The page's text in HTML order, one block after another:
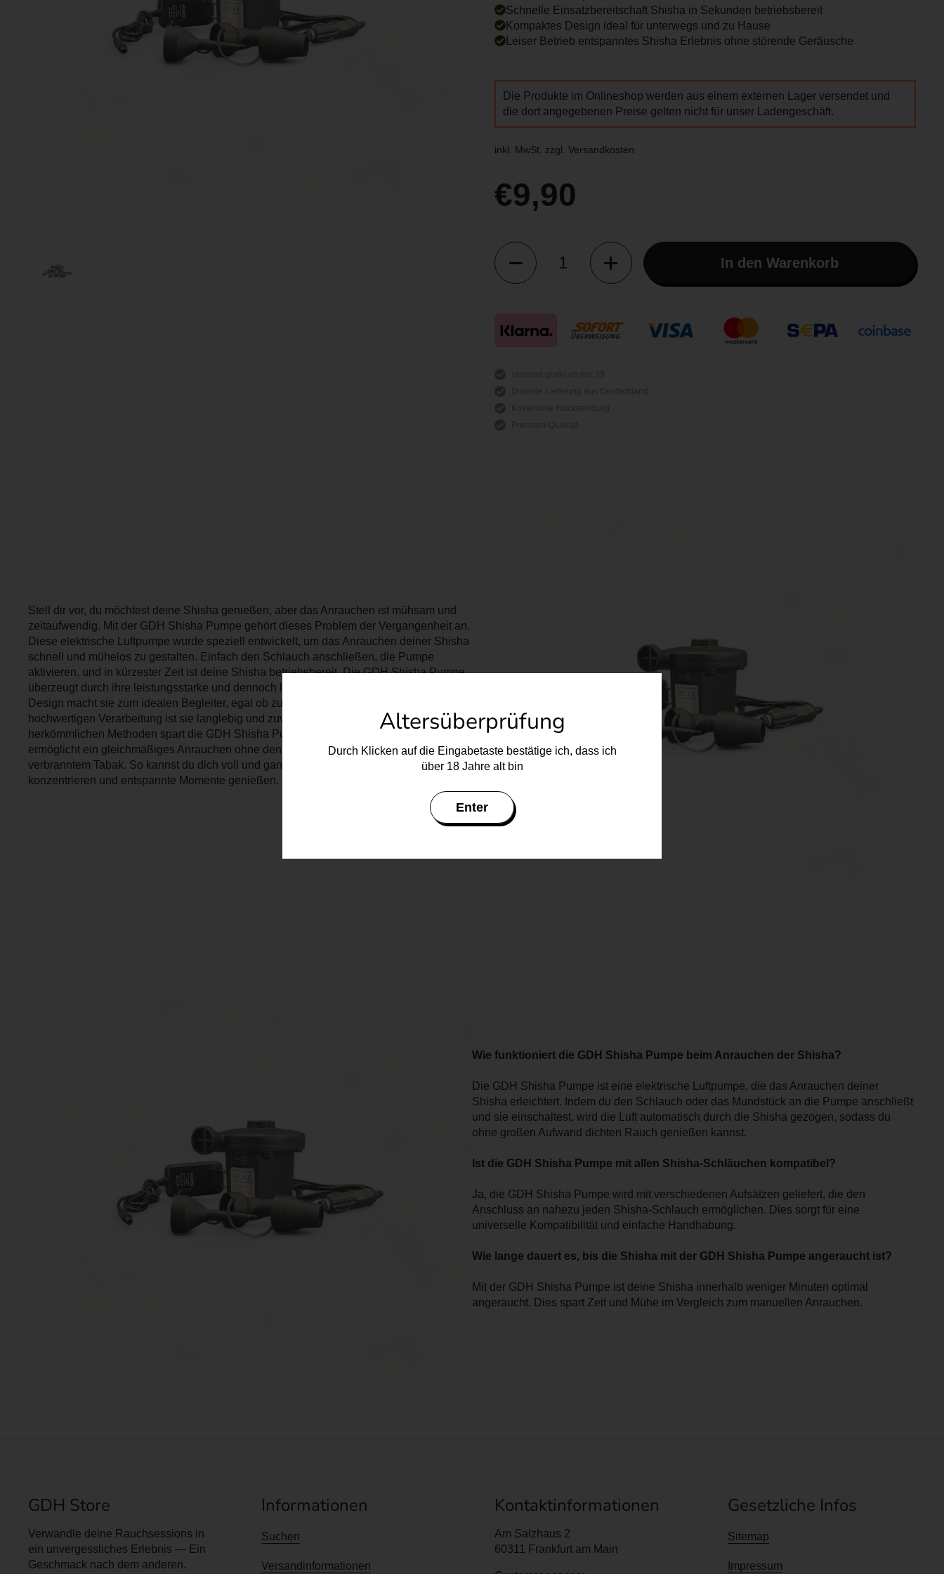
Schnelle Einsatzbereitschaft Shisha in Sekunden betriebsbereit
Kompaktes Design ideal für unterwegs und zu Hause
Leiser Betrieb entspanntes Shisha Erlebnis ohne störende Geräusche
Die Produkte im Onlineshop werden aus einem externen Lager versendet und
die dort angegebenen Preise gelten nicht für unser Ladengeschäft.
inkl. MwSt. zzgl. Versandkosten
Regulärer Preis
€9,90
Anzahl In den Warenkorb
Stell dir vor, du möchtest deine Shisha genießen, aber das Anrauchen ist mühsam und
zeitaufwendig. Mit der GDH Shisha Pumpe gehört dieses Problem der Vergangenheit an.
Diese elektrische Luftpumpe wurde speziell entwickelt, um das Anrauchen deiner Shisha
schnell und mühelos zu gestalten. Einfach den Schlauch anschließen, die Pumpe
aktivieren, und in kürzester Zeit ist deine Shisha betriebsbereit. Die GDH Shisha Pumpe
überzeugt durch ihre leistungsstarke und dennoch leise Funktionalität. Ihr kompaktes
Design macht sie zum idealen Begleiter, egal ob zu Hause oder unterwegs. Dank der
hochwertigen Verarbeitung ist sie langlebig und zuverlässig. Im Vergleich zu
herkömmlichen Methoden spart die GDH Shisha Pumpe Zeit und Aufwand. Sie
ermöglicht ein gleichmäßiges Anrauchen ohne den unangenehmen Geschmack von
verbranntem Tabak. So kannst du dich voll und ganz auf dein Shisha-Erlebnis
konzentrieren und entspannte Momente genießen.
Wie funktioniert die GDH Shisha Pumpe beim Anrauchen der Shisha?
Die GDH Shisha Pumpe ist eine elektrische Luftpumpe, die das Anrauchen deiner
Shisha erleichtert. Indem du den Schlauch oder das Mundstück an die Pumpe anschließt
und sie einschaltest, wird die Luft automatisch durch die Shisha gezogen, sodass du
ohne großen Aufwand dichten Rauch genießen kannst.
Ist die GDH Shisha Pumpe mit allen Shisha-Schläuchen kompatibel?
Ja, die GDH Shisha Pumpe wird mit verschiedenen Aufsätzen geliefert, die den
Anschluss an nahezu jeden Shisha-Schlauch ermöglichen. Dies sorgt für eine
universelle Kompatibilität und einfache Handhabung.
Wie lange dauert es, bis die Shisha mit der GDH Shisha Pumpe angeraucht ist?
Mit der GDH Shisha Pumpe ist deine Shisha innerhalb weniger Minuten optimal
angeraucht. Dies spart Zeit und Mühe im Vergleich zum manuellen Anrauchen.
GDH Store
Verwandle deine Rauchsessions in
ein unvergessliches Erlebnis — Ein
Geschmack nach dem anderen.
Informationen
Suchen
Versandinformationen
Kontaktinformationen
Am Salzhaus 2
60311 Frankfurt am Main
Gesetzliche Infos
Sitemap
Impressum
Altersüberprüfung
Durch Klicken auf die Eingabetaste bestätige ich, dass ich
über 18 Jahre alt bin
Enter